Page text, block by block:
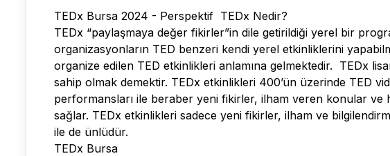
TEDx Bursa 2024 - Perspektif TEDx Nedir?
TEDx “paylaşmaya değer fikirler”in dile getirildiği yerel bir
organizasyonların TED benzeri kendi yerel etkinliklerini
organize edilen TED etkinlikleri anlamına gelmektedir. TEDx
sahip olmak demektir. TEDx etkinlikleri 400’ün üzerinde TED
performansları ile beraber yeni fikirler, ilham veren konular ve
sağlar. TEDx etkinlikleri sadece yeni fikirler, ilham ve
ile de ünlüdür.
TEDx Bursa